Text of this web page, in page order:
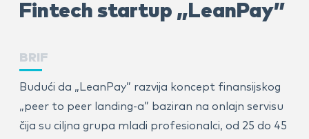
Fintech startup „LeanPay”
BRIF
Budući da „LeanPay” razvija koncept finansijskog
„peer ­to peer ­landing-­a” baziran na onlajn servisu
čija su ciljna grupa mladi profesionalci, od 25­ do 45